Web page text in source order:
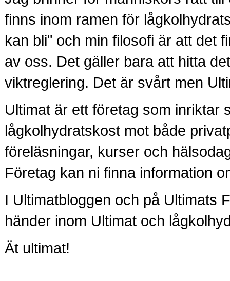
finns inom ramen för
kan bli" och min filosofi är att det
av oss. Det gäller bara att hitta
viktreglering. Det är svårt men
Ultimat är ett företag som inriktar
lågkolhydratskost mot både
föreläsningar, kurser och
Företag kan ni finna information
I Ultimatbloggen och på Ultimats
händer inom Ultimat och
Ät ultimat!